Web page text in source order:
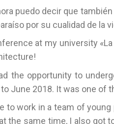
puedo decir que
por su cualidad de la
at my university
the opportunity to
to June 2018. It was one
to work in a team of
the same time, I also got